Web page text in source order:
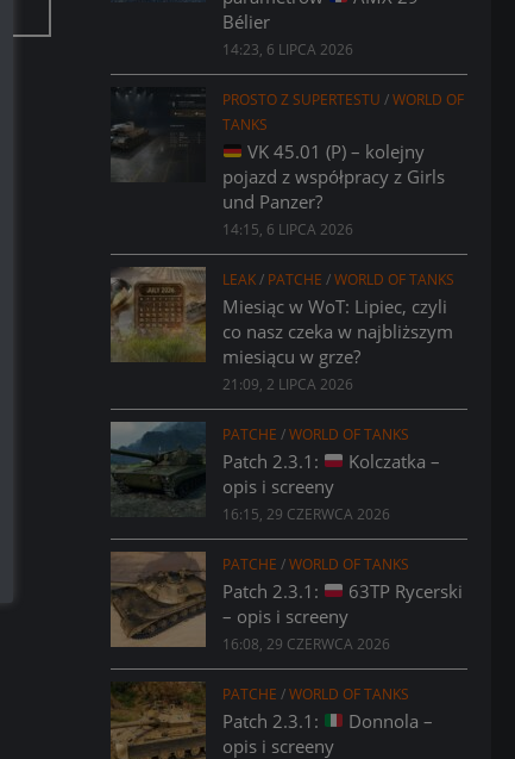
Bélier
14:23, 6 LIPCA 2026
PROSTO Z SUPERTESTU /WORLD OF
TANKS
VK 45.01 (P) – kolejny
pojazd z współpracy z Girls
und Panzer?
14:15, 6 LIPCA 2026
LEAK/ PATCHE /WORLD OF TANKS
Miesiąc w WoT: Lipiec, czyli
co nasz czeka w najbliższym
miesiącu w grze?
21:09, 2 LIPCA 2026
PATCHE /WORLD OF TANKS
Patch 2.3.1:
Kolczatka –
opis i screeny
16:15, 29 CZERWCA 2026
PATCHE /WORLD OF TANKS
Patch 2.3.1:
63TP Rycerski
– opis i screeny
16:08, 29 CZERWCA 2026
PATCHE /WORLD OF TANKS
Patch 2.3.1:
Donnola –
opis i screeny